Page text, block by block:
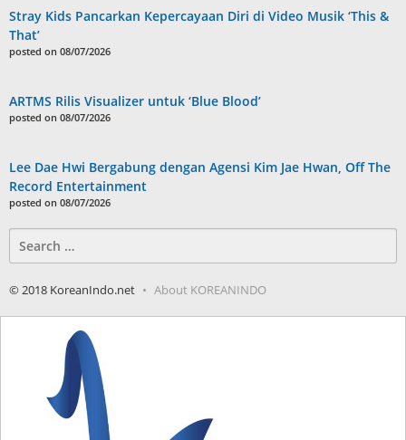
Stray Kids Pancarkan Kepercayaan Diri di Video Musik ‘This &
That’
posted on 08/07/2026
ARTMS Rilis Visualizer untuk ‘Blue Blood’
posted on 08/07/2026
Lee Dae Hwi Bergabung dengan Agensi Kim Jae Hwan, Off The
Record Entertainment
posted on 08/07/2026
for:
© 2018 KoreanIndo.net About KOREANINDO